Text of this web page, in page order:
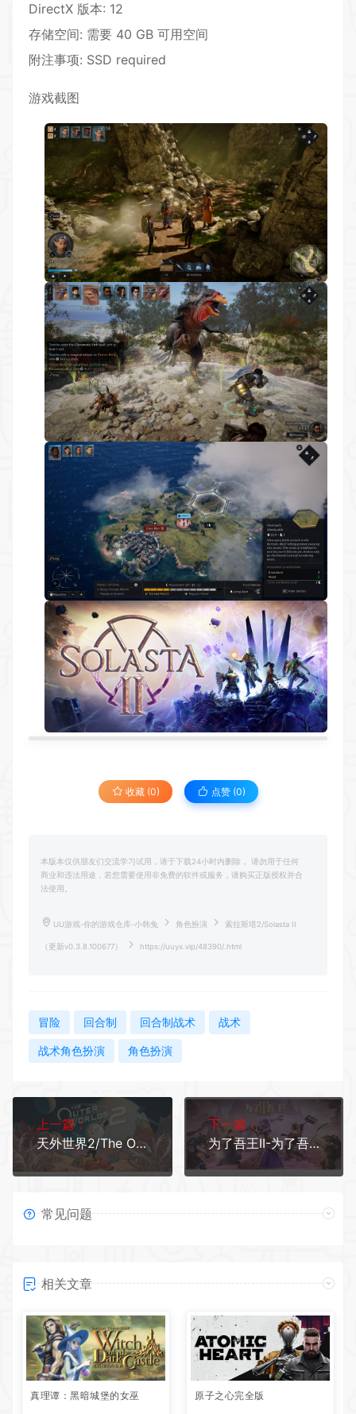
DirectX 版本: 12
存储空间: 需要 40 GB 可用空间
附注事项: SSD required
游戏截图
收藏 (0) 点赞 (0)
本版本仅供朋友们交流学习试用，请于下载24小时内删除， 请勿用于任何
商业和违法用途，若您需要使用非免费的软件或服务，请购买正版授权并合
法使用。
UU游戏-你的游戏仓库-小韩兔 角色扮演 索拉斯塔2/Solasta II
（更新v0.3.8.100677） https://uuyx.vip/48390/.html
冒险 回合制 回合制战术 战术
战术角色扮演 角色扮演
上一篇：
天外世界2/The Outer Worlds 2 （更新v1.2.0.0）
下一篇：
为了吾王II-为了吾王2/For The King II（更新v1.13.4 单机/同屏多人）
常见问题
相关文章
真理谭：黑暗城堡的女巫 原子之心完全版